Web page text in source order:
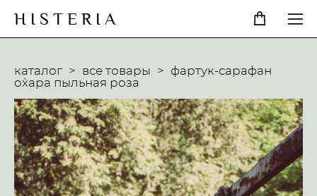
H I S T E R I A
каталог > все товары >
фартук-сарафан
o`хара пыльная роза